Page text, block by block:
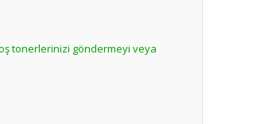
tonerlerinizi göndermeyi veya